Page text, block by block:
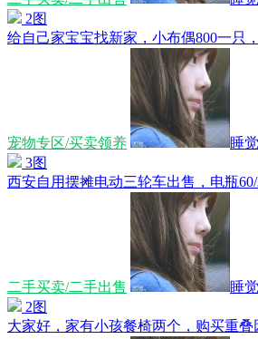
2图
给自己家宝宝找新家，小布偶800一只
宠物专区/买卖领养 睡
3图
西安自用摆摊电动三轮车出售，电瓶
二手买卖/二手出售 睡
2图
大家好，家有小孩餐椅两个，购买重